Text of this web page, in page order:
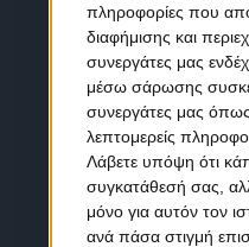
πληροφορίες που
διαφήμισης και
συνεργάτες μας
μέσω σάρωσης
συνεργάτες μας
λεπτομερείς
Λάβετε υπόψη ότι
συγκατάθεσή σας,
μόνο για αυτόν τον
ανά πάσα στιγμή